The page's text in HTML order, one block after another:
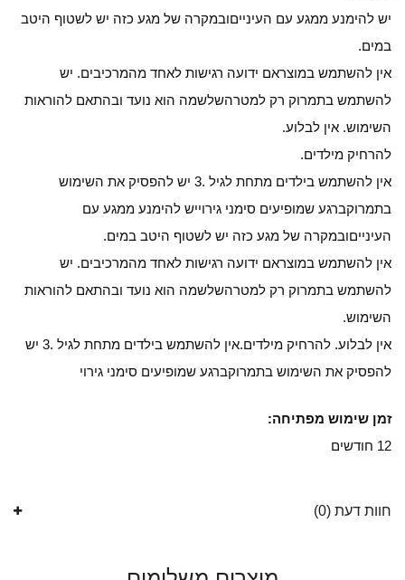
יש להימנע ממגע עם העינייםובמקרה של מגע כזה יש לשטוף היטב
במים.
אין להשתמש במוצראם ידועה רגישות לאחד מהמרכיבים. יש
להשתמש בתמרוק רק למטרהשלשמה הוא נועד ובהתאם להוראות
השימוש. אין לבלוע.
להרחיק מילדים.
אין להשתמש בילדים מתחת לגיל .3 יש להפסיק את השימוש
בתמרוקברגע שמופיעים סימני גירוייש להימנע ממגע עם
העינייםובמקרה של מגע כזה יש לשטוף היטב במים.
אין להשתמש במוצראם ידועה רגישות לאחד מהמרכיבים. יש
להשתמש בתמרוק רק למטרהשלשמה הוא נועד ובהתאם להוראות
השימוש.
אין לבלוע. להרחיק מילדים.אין להשתמש בילדים מתחת לגיל .3 יש
להפסיק את השימוש בתמרוקברגע שמופיעים סימני גירוי
זמן שימוש מפתיחה:
12 חודשים
חוות דעת (0)